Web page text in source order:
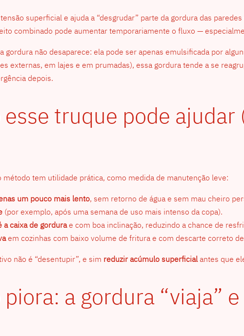
superficial e ajuda a “desgrudar” parte da gordura das
combinado pode aumentar temporariamente o fluxo —
gordura não desaparece: ela pode ser apenas emulsificada por
externas, em lajes e em prumadas), essa gordura tende a se
depois.
esse truque pode
método tem utilidade prática, como medida de manutenção leve:
um pouco mais lento, sem retorno de água e sem mau cheiro
(por exemplo, após uma semana de uso mais intenso da copa).
a caixa de gordurae com boa inclinação, reduzindo a chance de
em cozinhas com baixo volume de fritura e com descarte correto
não é “desentupir”, e sim reduzir acúmulo superficialantes que
piora: a gordura “viaja”